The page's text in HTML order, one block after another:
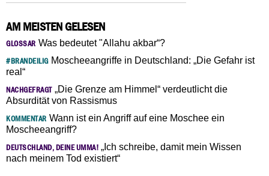
AM MEISTEN GELESEN
GLOSSAR Was bedeutet "Allahu akbar“?
#BRANDEILIGMoscheeangriffe in Deutschland: „Die Gefahr ist
real“
NACHGEFRAGT„Die Grenze am Himmel“ verdeutlicht die
Absurdität von Rassismus
KOMMENTAR Wann ist ein Angriff auf eine Moschee ein
Moscheeangriff?
DEUTSCHLAND, DEINE UMMA! „Ich schreibe, damit mein Wissen
nach meinem Tod existiert“